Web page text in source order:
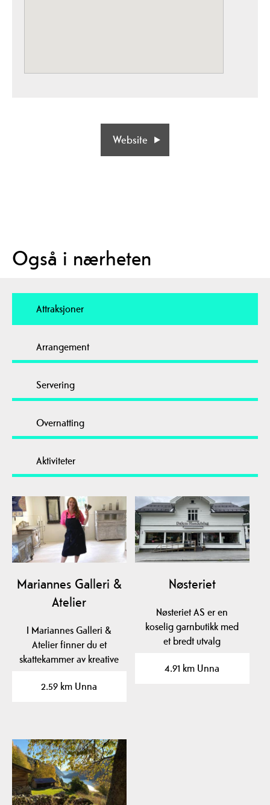
Website
Også i nærheten
Attraksjoner
Arrangement
Servering
Overnatting
Aktiviteter
Mariannes Galleri &
Atelier
I Mariannes Galleri &
Atelier finner du et
skattekammer av kreative
2.59 km Unna
Nøsteriet
Nøsteriet AS er en
koselig garnbutikk med
et bredt utvalg
4.91 km Unna